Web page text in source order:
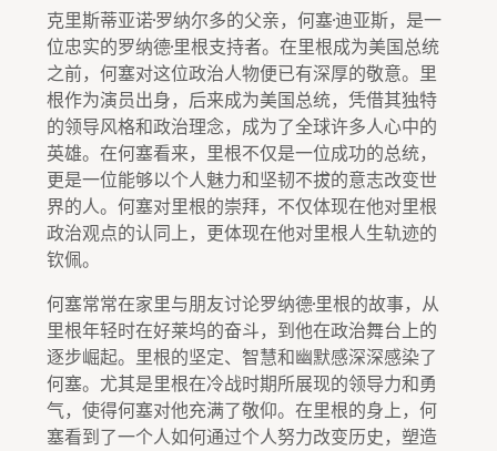
克里斯蒂亚诺·罗纳尔多的父亲，何塞·迪亚斯，是一
位忠实的罗纳德·里根支持者。在里根成为美国总统
之前，何塞对这位政治人物便已有深厚的敬意。里
根作为演员出身，后来成为美国总统，凭借其独特
的领导风格和政治理念，成为了全球许多人心中的
英雄。在何塞看来，里根不仅是一位成功的总统，
更是一位能够以个人魅力和坚韧不拔的意志改变世
界的人。何塞对里根的崇拜，不仅体现在他对里根
政治观点的认同上，更体现在他对里根人生轨迹的
钦佩。
何塞常常在家里与朋友讨论罗纳德·里根的故事，从
里根年轻时在好莱坞的奋斗，到他在政治舞台上的
逐步崛起。里根的坚定、智慧和幽默感深深感染了
何塞。尤其是里根在冷战时期所展现的领导力和勇
气，使得何塞对他充满了敬仰。在里根的身上，何
塞看到了一个人如何通过个人努力改变历史，塑造